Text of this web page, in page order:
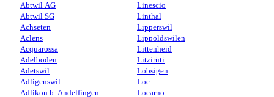
Abtwil AG
Abtwil SG
Achseten
Aclens
Acquarossa
Adelboden
Adetswil
Adligenswil
Adlikon b. Andelfingen
Linescio
Linthal
Lipperswil
Lippoldswilen
Littenheid
Litzirüti
Lobsigen
Loc
Locarno